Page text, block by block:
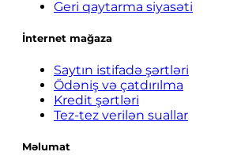
Geri qaytarma siyasəti
İnternet mağaza
Saytın istifadə şərtləri
Ödəniş və çatdırılma
Kredit şərtləri
Tez-tez verilən suallar
Məlumat